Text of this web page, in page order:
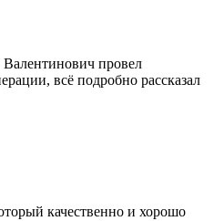
провел
всё подробно рассказал
качественно и хорошо